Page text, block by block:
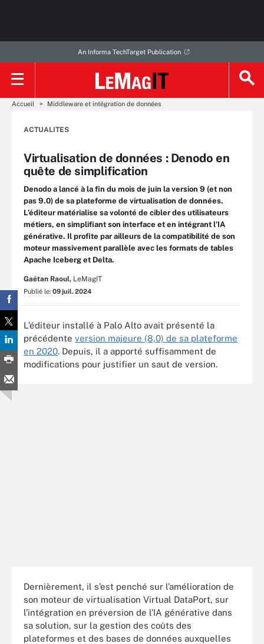
An Informa TechTarget Publication
Accueil Middleware et intégration de données
ACTUALITES
Virtualisation de données : Denodo en
quête de simplification
Denodo a lancé à la fin du mois de juin la version 9 (et non
pas 9.0) de sa plateforme de virtualisation de données.
L’éditeur matérialise sa volonté de cibler des utilisateurs
métiers, en simplifiant son interface et en intégrant l’IA
générative. Il profite par ailleurs de la compatibilité de son
moteur massivement parallèle avec les formats de tables
Apache Iceberg et Delta.
Gaétan Raoul, LeMagIT
Publié le: 09 juil. 2024
L’éditeur installé à Palo Alto avait présenté la
précédente version majeure (8,0) de sa plateforme
en 2020. Depuis, il a apporté suffisamment de
modifications pour justifier un saut de version.
Dernièrement, il s’est penché sur l’amélioration de
son moteur de virtualisation Virtual DataPort, sur
l’intégration en préversion de l’IA générative dans
sa solution, sur la gestion des coûts des
plateformes et des bases de données auxquelles